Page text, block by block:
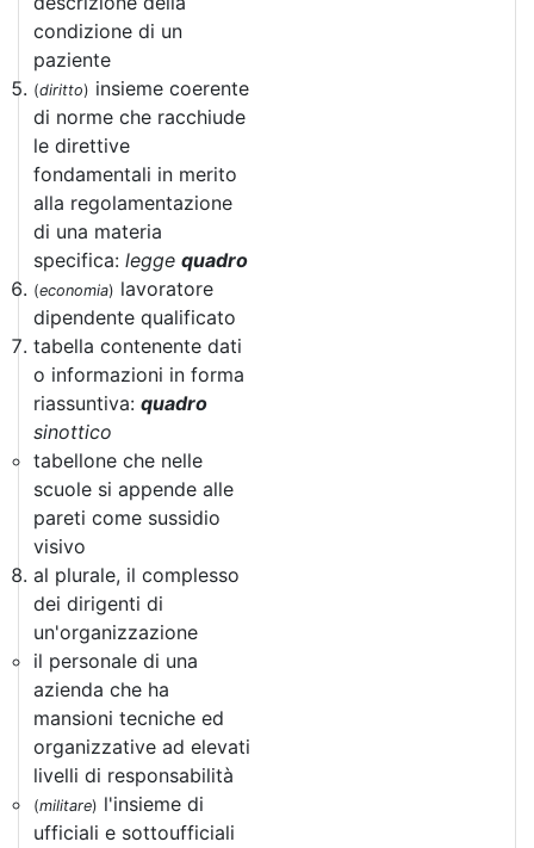
condizione di un
paziente
(diritto) insieme coerente
di norme che racchiude
le direttive
fondamentali in merito
alla regolamentazione
di una materia
specifica: legge quadro
(economia) lavoratore
dipendente qualificato
tabella contenente dati
o informazioni in forma
riassuntiva: quadro
sinottico
tabellone che nelle
scuole si appende alle
pareti come sussidio
visivo
al plurale, il complesso
dei dirigenti di
un'organizzazione
il personale di una
azienda che ha
mansioni tecniche ed
organizzative ad elevati
livelli di responsabilità
(militare) l'insieme di
ufficiali e sottoufficiali